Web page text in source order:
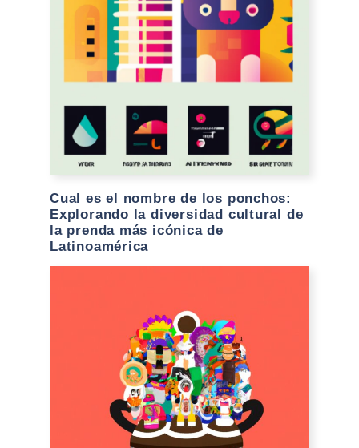
Cual es el nombre de los ponchos:
Explorando la diversidad cultural de
la prenda más icónica de
Latinoamérica